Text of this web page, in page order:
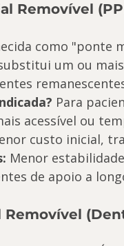
Removível
como "ponte
um ou
Para
acessível ou
custo inicial,
Menor
de apoio a
Removível